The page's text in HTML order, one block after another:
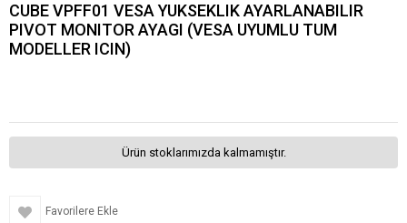
CUBE VPFF01 VESA YUKSEKLIK AYARLANABILIR
PIVOT MONITOR AYAGI (VESA UYUMLU TUM
MODELLER ICIN)
Ürün stoklarımızda kalmamıştır.
Favorilere Ekle